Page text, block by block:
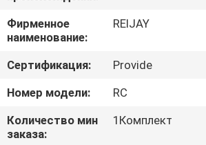
О
НАС
ПУТЕШЕСТВИЕ
ФАБРИКИ
Фирменное
наименование:
REIJAY
Сертификация:
Provide
Номер модели:
RC
Количество мин
заказа:
1Комплект